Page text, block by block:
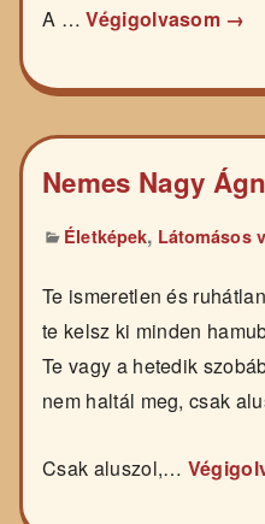
A …Végigolvasom →
Nemes Nagy
Életképek, Látomásos
Te ismeretlen és ruhátlan
te kelsz ki minden
Te vagy a hetedik
nem haltál meg, csak
Csak aluszol,…